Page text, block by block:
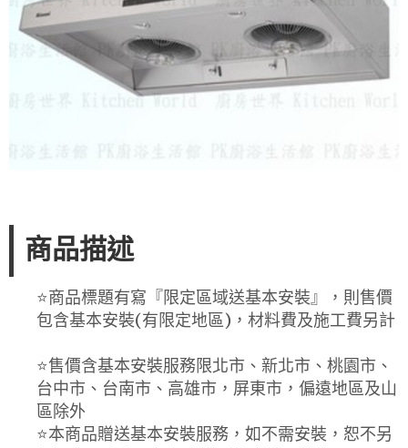
商品描述
⭐️商品標題有寫『限定區域送基本安裝』，則售價
包含基本安裝(有限定地區)，材料費及施工費另計
⭐️售價含基本安裝服務限北市、新北市、桃園市、
台中市、台南市、高雄市，屏東市，偏遠地區及山
區除外
⭐️本商品贈送基本安裝服務，如不需安裝，恕不另